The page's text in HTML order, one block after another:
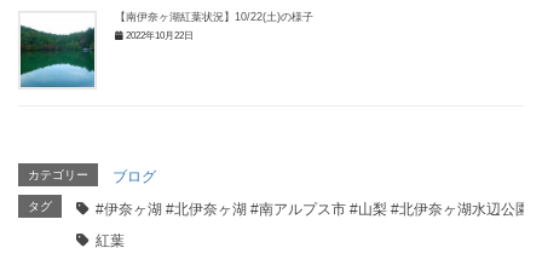
【南伊奈ヶ湖紅葉状況】10/22(土)の様子
2022年10月22日
カテゴリー ブログ
タグ
#伊奈ヶ湖 #北伊奈ヶ湖 #南アルプス市 #山梨 #北伊奈ヶ湖水辺公園
紅葉